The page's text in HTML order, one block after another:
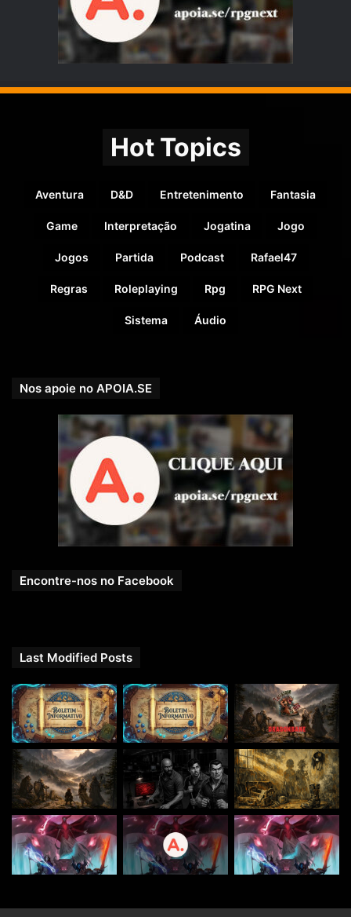
Hot Topics
Aventura D&D Entretenimento Fantasia
Game Interpretação Jogatina Jogo
Jogos Partida Podcast Rafael47
Regras Roleplaying Rpg RPG Next
Sistema Áudio
Nos apoie no APOIA.SE
Encontre-nos no Facebook
Last Modified Posts